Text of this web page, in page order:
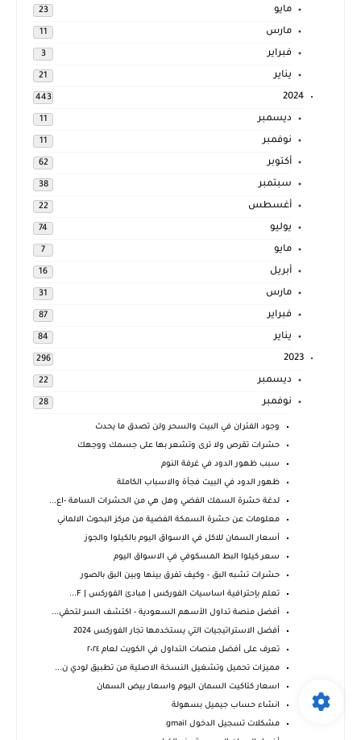
مايو 23
مارس 11
فبراير 3
يناير 21
2024
443
ديسمبر 11
نوفمبر 11
أكتوبر 62
سبتمبر 38
أغسطس 22
يوليو 74
مايو 7
أبريل 16
مارس 31
فبراير 87
يناير 84
2023
296
ديسمبر 22
نوفمبر 28
وجود الفئران في البيت والسحر ولن تصدق ما يحدث
حشرات تقرص ولا ترى وتشعر بها على جسمك ووجهك
سبب ظهور الدود في غرفة النوم
ظهور الدود في البيت فجأة والاسباب الكاملة
لدغة حشرة السمك الفضي وهل هي من الحشرات السامة -اع...
معلومات عن حشرة السمكة الفضية من مركز البحوث الالماني
أسعار السمان للاكل في الاسواق اليوم بالكيلوا والجوز
سعر كيلوا البط المسكوفي في الاسواق اليوم
حشرات تشبه البق - وكيف تفرق بينها وبين البق بالصور
تعلم بإحترافية اساسيات الفوركس | مبادئ الفوركس | F...
أفضل منصة تداول الأسهم السعودية - اكتشف السر لتحقي...
أفضل الاستراتيجيات التي يستخدمها تجار الفوركس 2024
تعرف على أفضل منصات التداول في الكويت لعام ٢٠٢٤
مميزات تحميل وتشغيل النسخة الاصلية من تطبيق لودي ن...
اسعار كتاكيت السمان اليوم واسعار بيض السمان
انشاء حساب جيميل بسهولة
مشكلات تسجيل الدخول gmail